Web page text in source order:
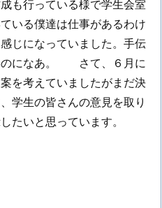
も行っている様で学生会室
いる僕達は仕事があるわけ
じになっていました。手伝
のになあ。 さて、６月に
を考えていましたがまだ決
学生の皆さんの意見を取り
たいと思っています。